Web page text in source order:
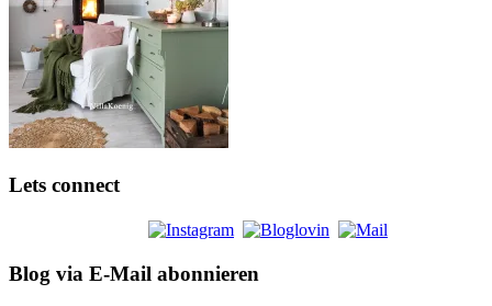
Lets connect
Blog via E-Mail abonnieren